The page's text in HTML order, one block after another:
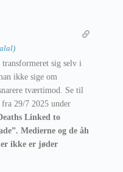
sig selv i
ikke sige om
tværtimod. Se til
29/7 2025 under
Linked to
Medierne og de åh
ikke er jøder